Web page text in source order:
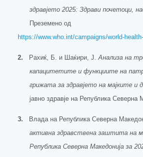
здравјето 2025: Здрави почетоци,
Преземено од
https://www.who.int/campaigns/world-
2. Рахиќ, Б. и Шаќири, Ј. Анализа на
капацитетите и функциите на
грижата за здравјето на мајките и
јавно здравје на Република Северна
3. Влада на Република Северна
активна здравствена заштита на
Република Северна Македонија за